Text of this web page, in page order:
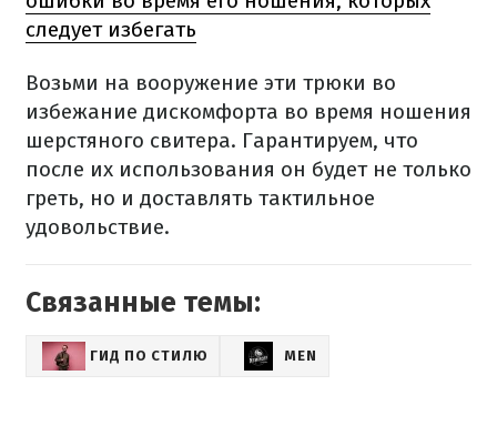
следует избегать
Возьми на вооружение эти трюки во
избежание дискомфорта во время ношения
шерстяного свитера. Гарантируем, что
после их использования он будет не только
греть, но и доставлять тактильное
удовольствие.
Связанные темы:
ГИД ПО СТИЛЮ MEN